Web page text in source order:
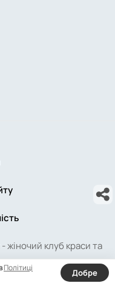
клуб краси та
Політиці
Добре